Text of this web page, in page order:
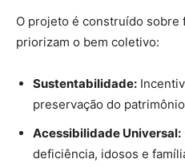
O projeto é construído sobre
priorizam o bem coletivo:
Sustentabilidade:
preservação do
Acessibilidade Universal:
deficiência, idosos e